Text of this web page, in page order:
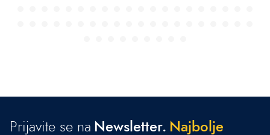
Prijavite se na Newsletter. Naj bo je